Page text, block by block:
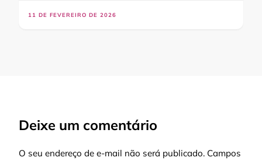
11 DE FEVEREIRO DE 2026
Deixe um comentário
O seu endereço de e-mail não será publicado. Campos